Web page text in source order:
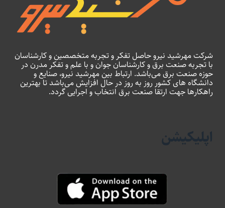
شرکت مهرشید نیرو حاصل تفکر و تجربه متخصصین و کارشناسان
با تجربه صنعت برق و کارشناسان جوان و با علم و تفکر مدرن در
حوزه صنعت برق می‌باشد. ارتباط بین مهرشید نیرو، صنایع و
دانشگاه های کشور روز به روز در حال افزایش می‌باشد تا بهترین
راهکارها جهت ارتقا صنعت برق انتخاب و اجرایی گردد.
اپلیکیشن